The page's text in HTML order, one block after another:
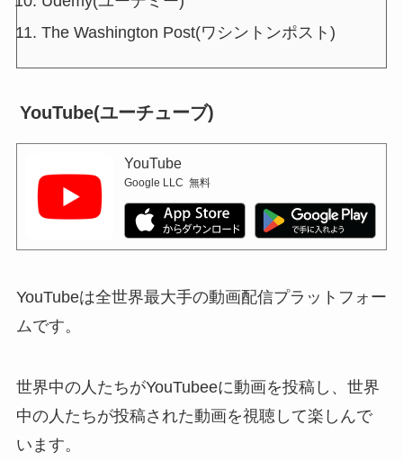
The Washington Post(ワシントンポスト)
YouTube(ユーチューブ)
YouTube
Google LLC 無料
YouTubeは全世界最大手の動画配信プラットフォー
ムです。
世界中の人たちがYouTubeeに動画を投稿し、世界
中の人たちが投稿された動画を視聴して楽しんで
います。